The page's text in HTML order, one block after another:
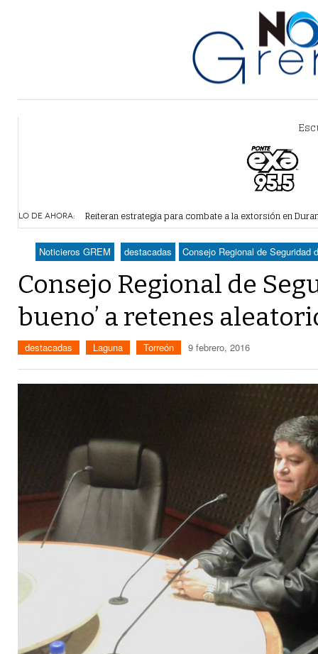
LO DE AHORA:
Reiteran estrategia para combate a la extorsión en
Por falta de agua, vecinos de Villa Zaragoza bloquearon
Plantean fideicomiso federal para operar Agua
Detienen a juez del Tribunal Superior de Justicia de
Noticieros GREM destacadas Consejo Regional de Seguridad
Consejo Regional de
bueno’ a retenes
destacadas Laguna Torreón 9 febrero, 2016